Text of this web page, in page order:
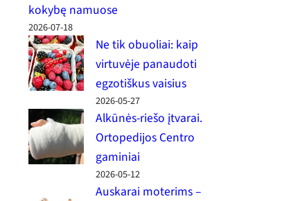
kokybę namuose
2026-07-18
Ne tik obuoliai: kaip
virtuvėje panaudoti
egzotiškus vaisius
2026-05-27
Alkūnės-riešo įtvarai.
Ortopedijos Centro
gaminiai
2026-05-12
Auskarai moterims –